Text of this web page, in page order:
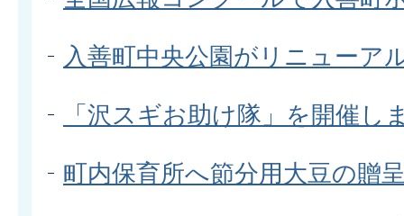
入善町中央公園がリニューア
「沢スギお助け隊」を開催し
町内保育所へ節分用大豆の贈